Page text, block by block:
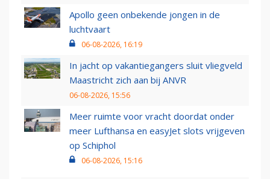
Apollo geen onbekende jongen in de
luchtvaart
06-08-2026, 16:19
In jacht op vakantiegangers sluit vliegveld
Maastricht zich aan bij ANVR
06-08-2026, 15:56
Meer ruimte voor vracht doordat onder
meer Lufthansa en easyJet slots vrijgeven
op Schiphol
06-08-2026, 15:16